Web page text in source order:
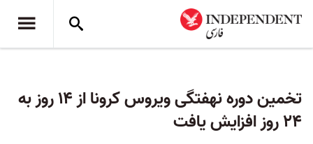
تخمین دوره نهفتگی ویروس کرونا از ۱۴ روز به
۲۴ روز افزایش یافت